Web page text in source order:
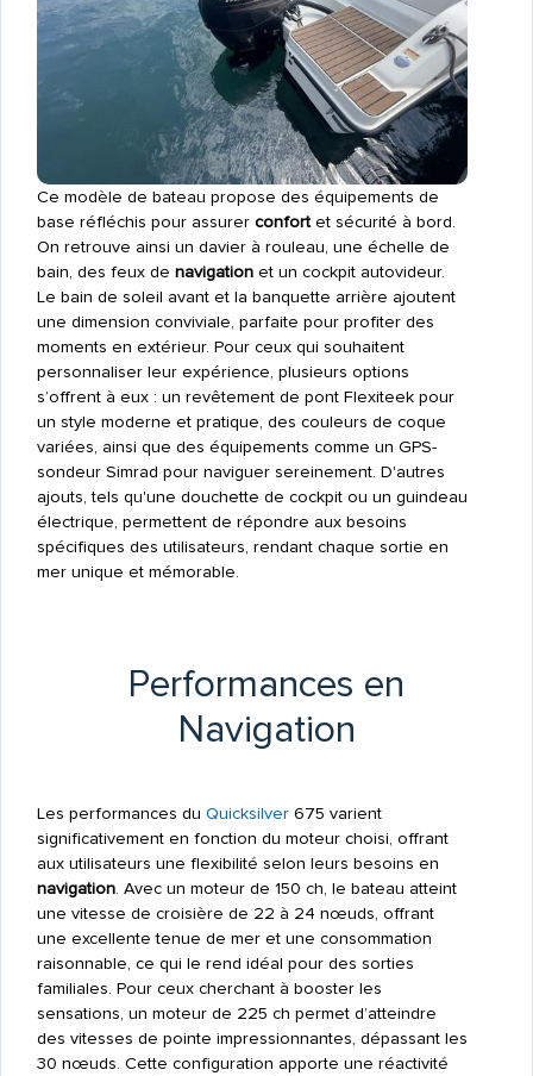
Ce modèle de bateau propose des équipements de
base réfléchis pour assurer confortet sécurité à bord.
On retrouve ainsi un davier à rouleau, une échelle de
bain, des feux de navigationet un cockpit autovideur.
Le bain de soleil avant et la banquette arrière ajoutent
une dimension conviviale, parfaite pour profiter des
moments en extérieur. Pour ceux qui souhaitent
personnaliser leur expérience, plusieurs options
s’offrent à eux : un revêtement de pont Flexiteek pour
un style moderne et pratique, des couleurs de coque
variées, ainsi que des équipements comme un GPS-
sondeur Simrad pour naviguer sereinement. D'autres
ajouts, tels qu'une douchette de cockpit ou un guindeau
électrique, permettent de répondre aux besoins
spécifiques des utilisateurs, rendant chaque sortie en
mer unique et mémorable.
Performances en
Navigation
Les performances du Quicksilver675 varient
significativement en fonction du moteur choisi, offrant
aux utilisateurs une flexibilité selon leurs besoins en
navigation. Avec un moteur de 150 ch, le bateau atteint
une vitesse de croisière de 22 à 24 nœuds, offrant
une excellente tenue de mer et une consommation
raisonnable, ce qui le rend idéal pour des sorties
familiales. Pour ceux cherchant à booster les
sensations, un moteur de 225 ch permet d’atteindre
des vitesses de pointe impressionnantes, dépassant les
30 nœuds. Cette configuration apporte une réactivité